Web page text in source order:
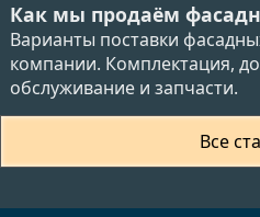
Как мы продаём
Варианты поставки
компании. Комплектация,
обслуживание и запчасти.
Все